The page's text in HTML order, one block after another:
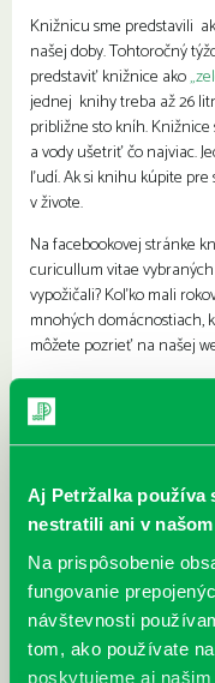
Aj Petržalka používa
nestratili ani v
Na prispôsobenie
fungovanie
návštevnosti
tom, ako používate
poskytujeme aj
Knižnicu sme predstavili
našej doby. Tohtoročný
predstaviť knižnice ako
jednej knihy treba až 26
približne sto kníh.
a vody ušetriť čo najviac.
ľudí. Ak si knihu kúpite pre
v živote.
Na facebookovej stránke
curicullum vitae
vypožičali? Koľko mali
mnohých domácnostiach,
môžete pozrieť na našej
Petržalská knižnica je